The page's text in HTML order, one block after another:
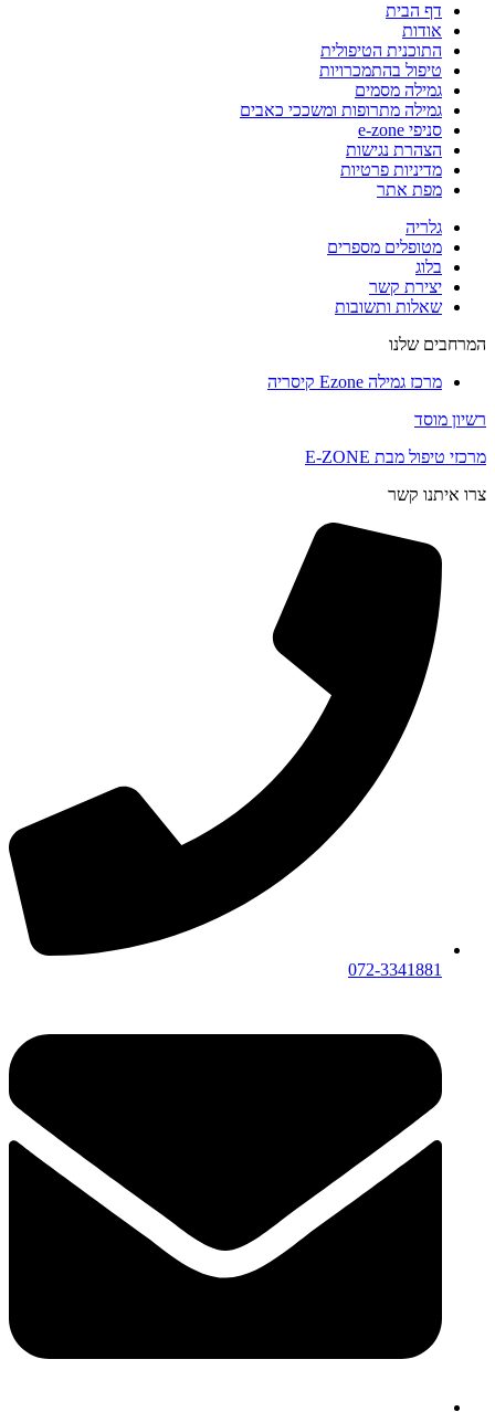
דף הבית
אודות
התוכנית הטיפולית
טיפול בהתמכרויות
גמילה מסמים
גמילה מתרופות ומשככי כאבים
סניפי e-zone
הצהרת נגישות
מדיניות פרטיות
מפת אתר
גלריה
מטופלים מספרים
בלוג
יצירת קשר
שאלות ותשובות
המרחבים שלנו
מרכז גמילה Ezone קיסריה
רשיון מוסד
מרכזי טיפול מבת E-ZONE
צרו איתנו קשר
072-3341881